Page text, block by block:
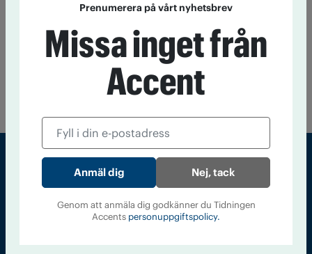
cancer, visar ny amerikansk forskning.
Till startsidan
Sveriges största tidning om droger och nykterhet
Tidningen Accent, A4, Bondegatan 21, 116 33 Stockholm
Prenumerera på vårt nyhetsbrev
Missa inget från
Accent
Nej, tack
Genom att anmäla dig godkänner du Tidningen
Accents personuppgiftspolicy.